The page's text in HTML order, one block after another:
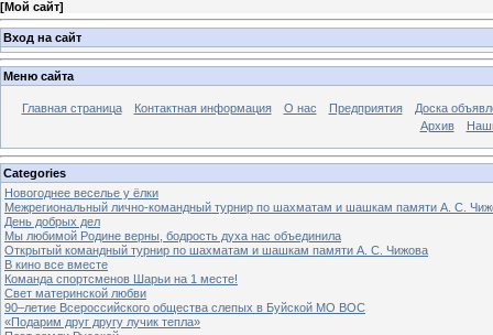
[Мой сайт]
Вход на сайт
Меню сайта
Главная страница Контактная информация О нас Предприятия
Доска
Архив
Categories
Новогоднее веселье у ёлки
Межрегиональный лично-командный турнир по шахматам и шашкам памяти А. С.
День добрых дел
Мы любимой Родине верны, бодрость духа нас объединила
Открытый командный турнир по шахматам и шашкам памяти А. С. Чижова
В кино все вместе
Команда спортсменов Шарьи на 1 месте!
Свет материнской любви
90–летие Всероссийского общества слепых в Буйской МО ВОС
«Подарим друг другу лучик тепла»